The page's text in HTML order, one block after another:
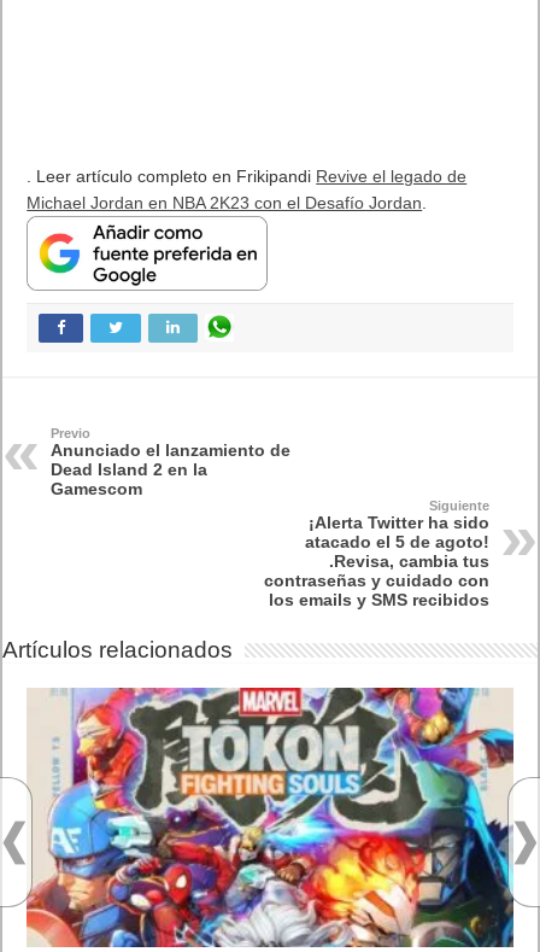
. Leer artículo completo en Frikipandi Revive el legado de
Michael Jordan en NBA 2K23 con el Desafío Jordan
Previo
Anunciado el lanzamiento de
Dead Island 2 en la
Gamescom
Siguiente
¡Alerta Twitter ha sido
atacado el 5 de agoto!
.Revisa, cambia tus
contraseñas y cuidado con
los emails y SMS recibidos
Artículos relacionados